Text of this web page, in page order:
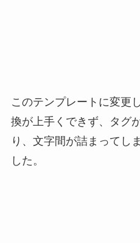
このテンプレートに変更
換が上手くできず、タグ
り、文字間が詰まってし
した。